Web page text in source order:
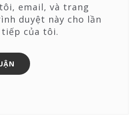
email, và trang
duyệt này cho lần
của tôi.